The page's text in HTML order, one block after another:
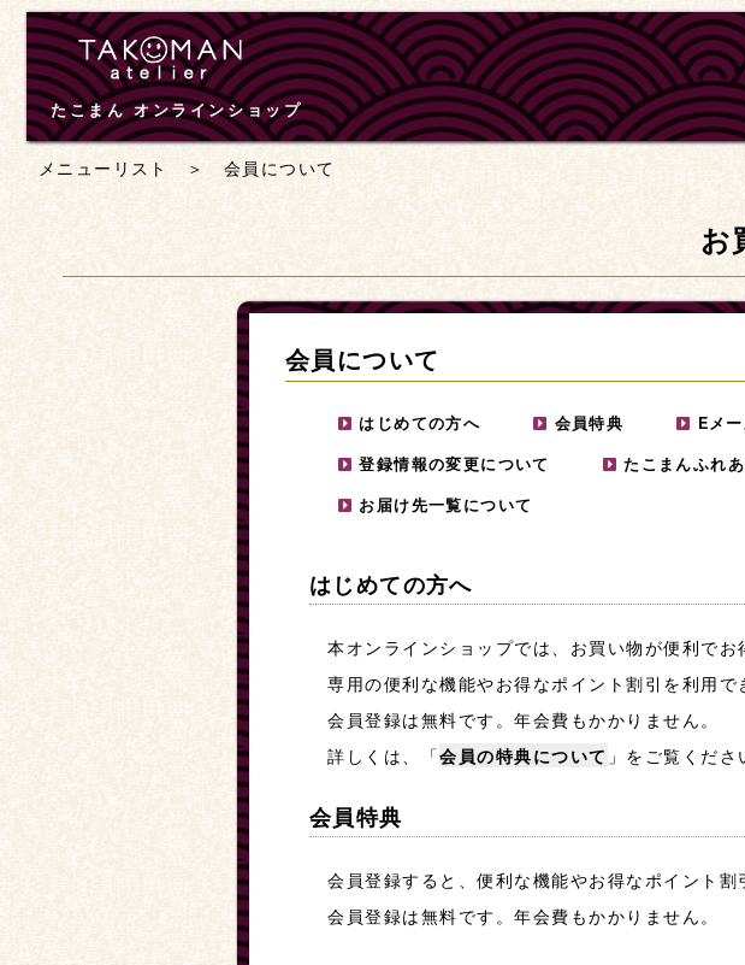
たこまん オンラインショップ
メニューリスト ＞ 会員について
お
会員について
はじめての方へ 会員特典 Eメ
登録情報の変更について
たこまんふれ
お届け先一覧について
はじめての方へ
本オンラインショップでは、お買い物が便利で
専用の便利な機能やお得なポイント割引を利用で
会員登録は無料です。年会費もかかりません。
詳しくは、「会員の特典について 」をご覧くださ
会員特典
会員登録すると、便利な機能やお得なポイント割
会員登録は無料です。年会費もかかりません。